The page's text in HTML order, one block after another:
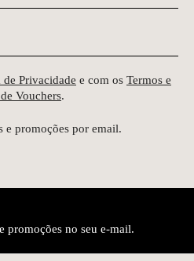
de Privacidade e com os Termos e
Vouchers.
e promoções por email.
promoções no seu e-mail.